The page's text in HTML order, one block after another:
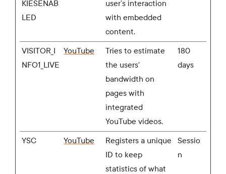
KIESENAB
LED
user’s interaction
with embedded
content.
VISITOR_I
NFO1_LIVE
YouTube
Tries to estimate
the users'
bandwidth on
pages with
integrated
YouTube videos.
180
days
YSC YouTube
Registers a unique
ID to keep
statistics of what
Sessio
n